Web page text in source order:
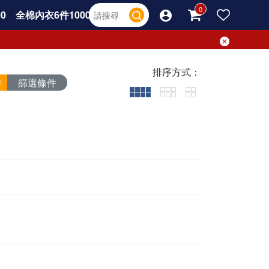
全棉內衣6件1000
篩選條件
排序方式：